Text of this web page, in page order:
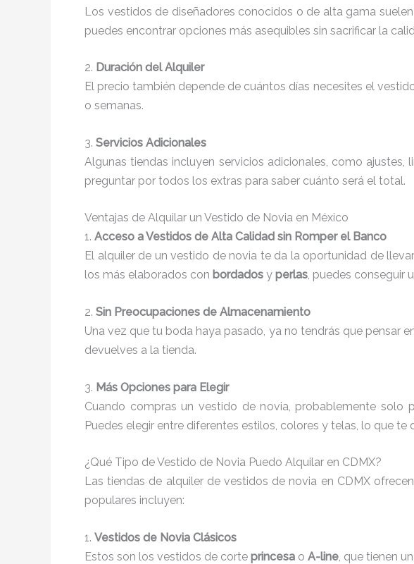
Los vestidos de diseñadores conocidos o de alta gama
puedes encontrar opciones más asequibles sin sacrificar la
2. Duración del Alquiler
El precio también depende de cuántos días necesites el
o semanas.
3. Servicios Adicionales
Algunas tiendas incluyen servicios adicionales, como
preguntar por todos los extras para saber cuánto será el total.
Ventajas de Alquilar un Vestido de Novia en México
1. Acceso a Vestidos de Alta Calidad sin Romper el Banco
El alquiler de un vestido de novia te da la oportunidad de
los más elaborados con bordados y perlas, puedes conseguir
2. Sin Preocupaciones de Almacenamiento
Una vez que tu boda haya pasado, ya no tendrás que pensar
devuelves a la tienda.
3. Más Opciones para Elegir
Cuando compras un vestido de novia, probablemente solo
Puedes elegir entre diferentes estilos, colores y telas, lo que
¿Qué Tipo de Vestido de Novia Puedo Alquilar en CDMX?
Las tiendas de alquiler de vestidos de novia en CDMX
populares incluyen:
1. Vestidos de Novia Clásicos
Estos son los vestidos de corte princesa o A-line, que tienen